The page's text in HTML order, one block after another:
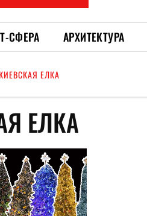
СФЕРА АРХИТЕКТУРА
ЕЛКА
ЕЛКА